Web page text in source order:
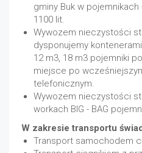
gminy Buk w pojemnikach
1100 lit.
Wywozem nieczystości
dysponujemy
12 m3, 18 m3 pojemniki
miejsce po
telefonicznym.
Wywozem nieczystości
workach BIG - BAG
W zakresie transportu
Transport samochodem